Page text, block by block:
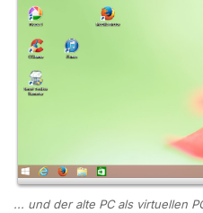
... und der alte PC als virtuellen